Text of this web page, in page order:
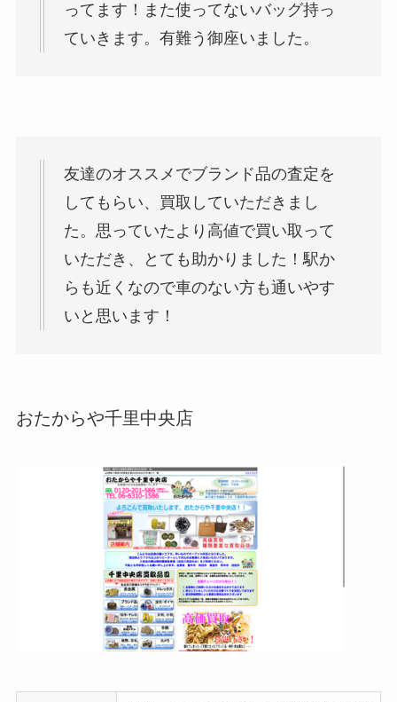
ってます！また使ってないバッグ持っ
ていきます。有難う御座いました。
友達のオススメでブランド品の査定を
してもらい、買取していただきまし
た。思っていたより高値で買い取って
いただき、とても助かりました！駅か
らも近くなので車のない方も通いやす
いと思います！
おたからや千里中央店